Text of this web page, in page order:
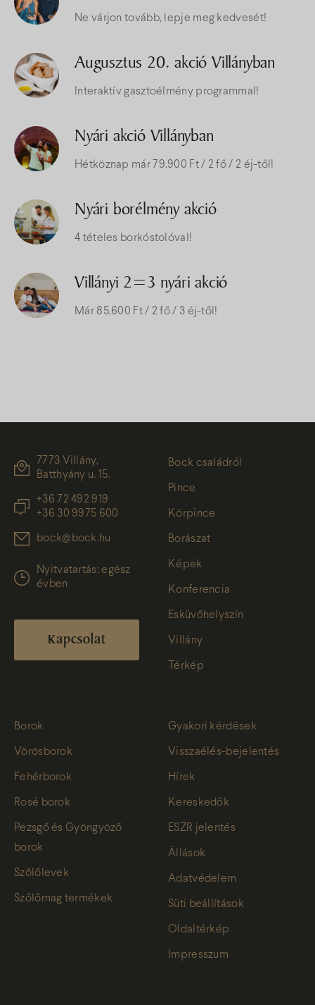
Ne várjon tovább, lepje meg kedvesét!
Augusztus 20. akció Villányban
Interaktív gasztoélmény programmal!
Nyári akció Villányban
Hétköznap már 79.900 Ft / 2 fő / 2 éj-től!
Nyári borélmény akció
4 tételes borkóstolóval!
Villányi 2=3 nyári akció
Már 85.600 Ft / 2 fő / 3 éj-től!
7773 Villány,
Batthyány u. 15.
+36 72 492 919
+36 30 9975 600
bock@bock.hu
Nyitvatartás: egész
évben
Kapcsolat
Bock családról
Pince
Körpince
Borászat
Képek
Konferencia
Esküvőhelyszín
Villány
Térkép
Borok
Vörösborok
Fehérborok
Rosé borok
Pezsgő és Gyöngyöző
borok
Szőlőlevek
Szőlőmag termékek
Gyakori kérdések
Visszaélés-bejelentés
Hírek
Kereskedők
ESZR jelentés
Állások
Adatvédelem
Süti beállítások
Oldaltérkép
Impresszum